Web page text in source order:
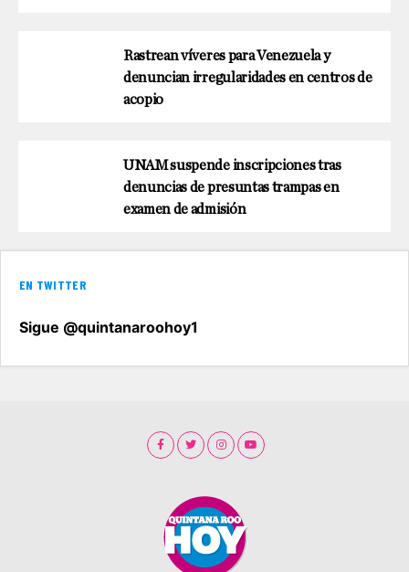
Rastrean víveres para Venezuela y
denuncian irregularidades en centros de
acopio
UNAM suspende inscripciones tras
denuncias de presuntas trampas en
examen de admisión
EN TWITTER
Sigue @quintanaroohoy1